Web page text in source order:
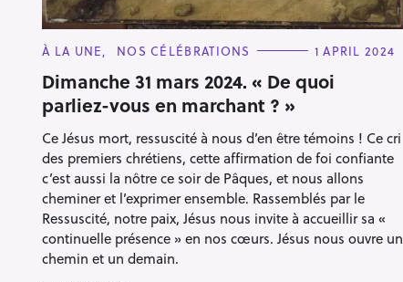
C
T
E
G
O
I
E
S
À LA UNE NOS CÉLÉBRATIONS 1 APRIL 2024
Dimanche 31 mars 2024. « De quoi
parliez-vous en marchant ? »
Ce Jésus mort, ressuscité à nous d’en être témoins ! Ce cri
des premiers chrétiens, cette affirmation de foi confiante
c’est aussi la nôtre ce soir de Pâques, et nous allons
cheminer et l’exprimer ensemble. Rassemblés par le
Ressuscité, notre paix, Jésus nous invite à accueillir sa «
continuelle présence » en nos cœurs. Jésus nous ouvre un
chemin et un demain.